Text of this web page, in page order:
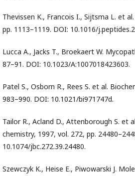
Thevissen K., Francois I., Sijtsma L. et
pp. 1113–1119. DOI: 10.1016/
Lucca A., Jacks T., Broekaert W.
87–91. DOI: 10.1023/A:1007018423603.
Patel S., Osborn R., Rees S. et al.
983–990. DOI: 10.1021/bi971747d.
Tailor R., Acland D., Attenborough S. et
chemistry, 1997, vol. 272, pp.
10.1074/jbc.272.39.24480.
Szewczyk K., Heise E., Piwowarski J.